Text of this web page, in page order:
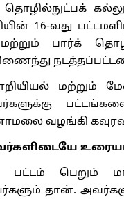
தொழில்நுட்பக்
16-வது
பார்க்
மற்றும்
வழங்கி
பட்டம் பெறும்
தான்.